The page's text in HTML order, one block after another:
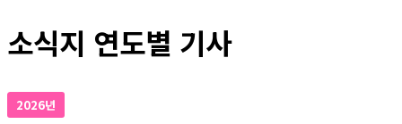
소식지 연도별 기사
2026년